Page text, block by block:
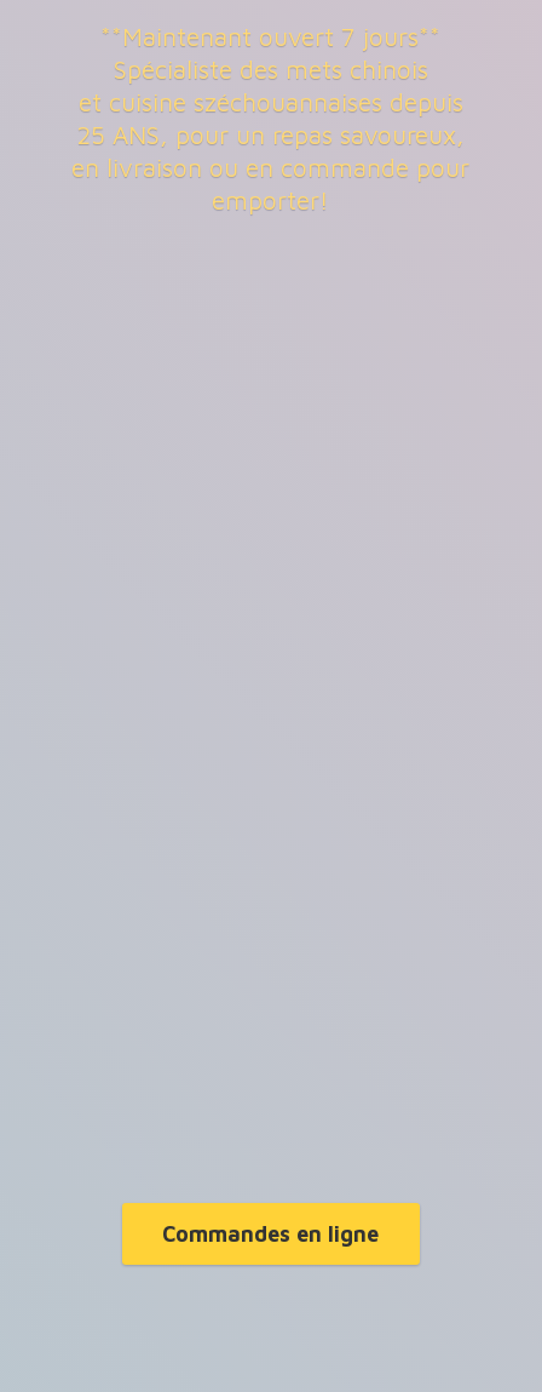
**Maintenant ouvert 7 jours**
Spécialiste des mets chinois
et cuisine széchouannaises depuis
25 ANS, pour un repas savoureux,
en livraison ou en commande pour
emporter!
Commandes en ligne